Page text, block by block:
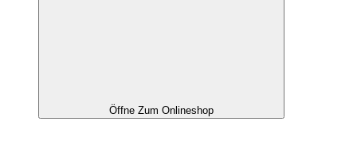
Öffne Zum Onlineshop